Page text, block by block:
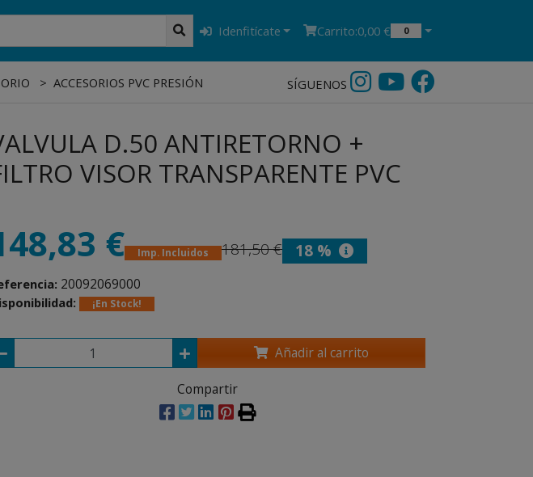
Idenfitícate Carrito:0,00 € 0
ACCESORIOS PVC PRESIÓN SÍGUENOS
D.50 ANTIRETORNO +
VISOR TRANSPARENTE PVC
€ Imp. Incluidos 181,50 € 18 %
20092069000
¡En Stock!
Añadir al carrito
Compartir